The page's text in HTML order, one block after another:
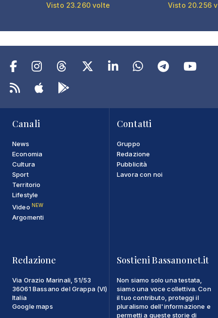
Visto 23.260 volte Visto 20.256
Canali
News
Economia
Cultura
Sport
Territorio
Lifestyle
Video NEW
Argomenti
Contatti
Gruppo
Redazione
Pubblicità
Lavora con noi
Redazione
Via Orazio Marinali, 51/53
36061 Bassano del Grappa (VI)
Italia
Google maps
Sostieni Bassanonet.it
Non siamo solo una testata,
siamo una voce collettiva. Con
il tuo contributo, proteggi il
pluralismo dell'informazione e
permetti a queste storie di